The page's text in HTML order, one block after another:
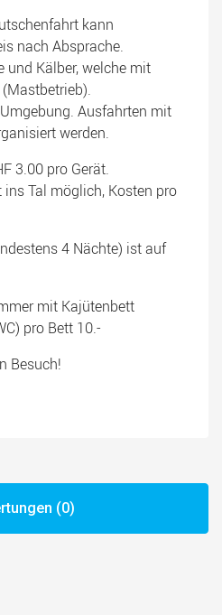
kann
nach Absprache.
und Kälber, welche mit
Ausfahrten mit
werden.
3.00 pro Gerät.
Tal möglich, Kosten pro
4 Nächte) ist auf
mit Kajütenbett
pro Bett 10.-
Besuch!
(0)